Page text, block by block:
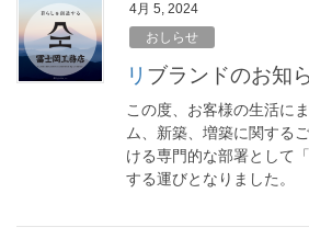
4月 5, 2024
おしらせ
リブランドのお知
この度、お客様の生活に
ム、新築、増築に関する
ける専門的な部署として
する運びとなりました。